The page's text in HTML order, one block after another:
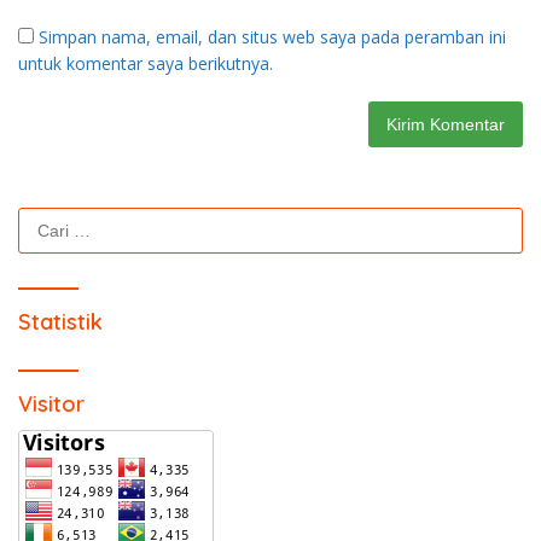
Simpan nama, email, dan situs web saya pada peramban ini
untuk komentar saya berikutnya.
Cari
untuk:
Statistik
Visitor